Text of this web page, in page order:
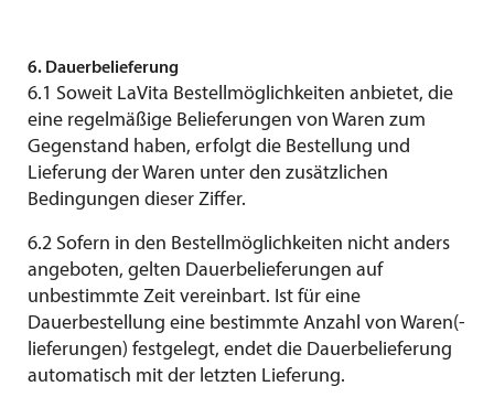
6. Dauerbelieferung
6.1 Soweit LaVita Bestellmöglichkeiten anbietet, die
eine regelmäßige Belieferungen von Waren zum
Gegenstand haben, erfolgt die Bestellung und
Lieferung der Waren unter den zusätzlichen
Bedingungen dieser Ziffer.
6.2 Sofern in den Bestellmöglichkeiten nicht anders
angeboten, gelten Dauerbelieferungen auf
unbestimmte Zeit vereinbart. Ist für eine
Dauerbestellung eine bestimmte Anzahl von Waren(-
lieferungen) festgelegt, endet die Dauerbelieferung
automatisch mit der letzten Lieferung.